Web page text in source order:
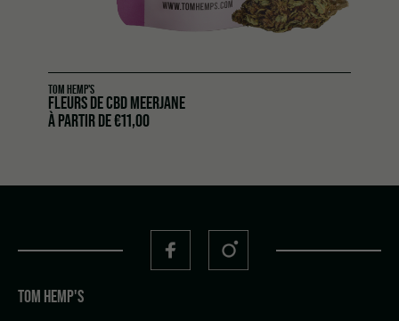
TOM HEMP'S
FLEURS DE CBD MEERJANE
À PARTIR DE€11,00
TOM HEMP'S